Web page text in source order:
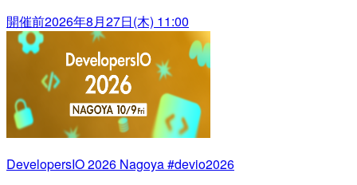
開催前2026年8月27日(木) 11:00
DevelopersIO 2026 Nagoya #devio2026